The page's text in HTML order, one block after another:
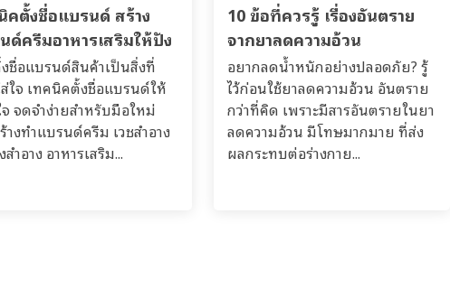
คตั้งชื่อแบรนด์ สร้าง
ด์ครีมอาหารเสริมให้ปัง
ชื่อแบรนด์สินค้าเป็นสิ่งที่
ใจ เทคนิคตั้งชื่อแบรนด์ให้
จดจำง่ายสำหรับมือใหม่
างทำแบรนด์ครีม เวชสำอาง
สำอาง อาหารเสริม...
10 ข้อที่ควรรู้ เรื่องอันตราย
จากยาลดความอ้วน
อยากลดน้ำหนักอย่างปลอดภัย? รู้
ไว้ก่อนใช้ยาลดความอ้วน อันตราย
กว่าที่คิด เพราะมีสารอันตรายในยา
ลดความอ้วน มีโทษมากมาย ที่ส่ง
ผลกระทบต่อร่างกาย...